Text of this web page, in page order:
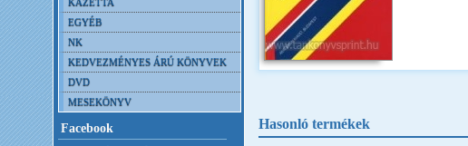
EGYÉB
NK
KEDVEZMÉNYES ÁRÚ KÖNYVEK
DVD
MESEKÖNYV
Facebook
Hasonló termékek